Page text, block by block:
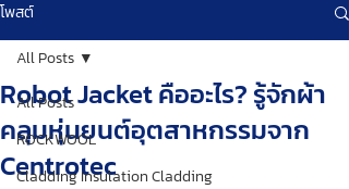
โพสต์
All Posts
ROCKWOOL
Cladding Insulation Cladding
All Posts
Robot Jacket คืออะไร? รู้จักผ้า
คลุมหุ่นยนต์อุตสาหกรรมจาก
Centrotec